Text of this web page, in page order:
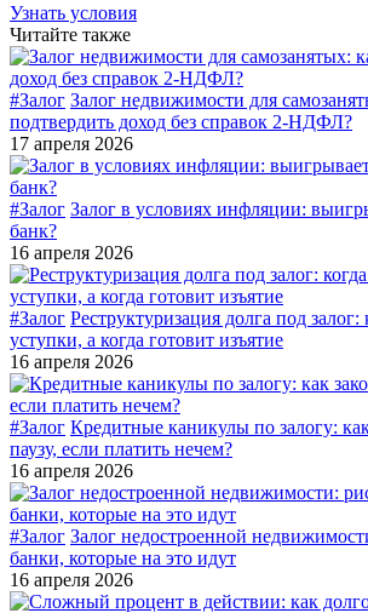
Узнать условия
Читайте также
#Залог Залог недвижимости для
подтвердить доход без справок 2-НДФЛ?
17 апреля 2026
#Залог Залог в условиях инфляции:
банк?
16 апреля 2026
#Залог Реструктуризация долга под залог:
уступки, а когда готовит изъятие
16 апреля 2026
#Залог Кредитные каникулы по залогу:
паузу, если платить нечем?
16 апреля 2026
#Залог Залог недостроенной
банки, которые на это идут
16 апреля 2026